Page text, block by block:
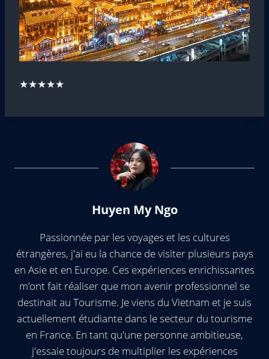
★★★★★
Huyen My Ngo
Passionnée par les voyages et les cultures
étrangères, j'ai eu la chance de visiter plusieurs pays
en Asie et en Europe. Ces expériences enrichissantes
m’ont fait réaliser que mon avenir professionnel se
destinait au Tourisme. Je viens du Vietnam et je suis
actuellement étudiante dans le secteur du tourisme
en France. En tant qu'une personne ambitieuse,
j'essaie toujours de multiplier les expériences